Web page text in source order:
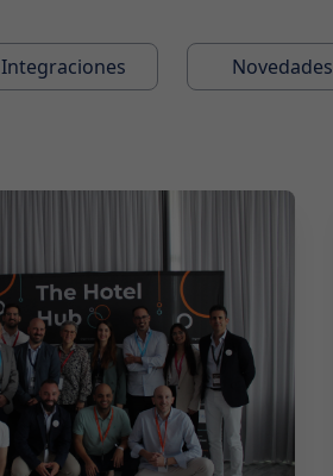
Integraciones Novedades